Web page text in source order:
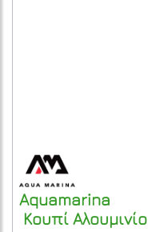
Aquamarina
Kουπί